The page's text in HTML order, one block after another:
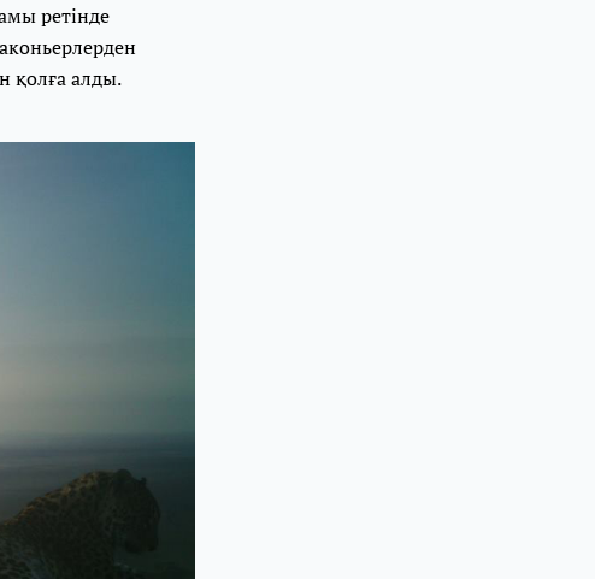
ретінде
қолға алды.